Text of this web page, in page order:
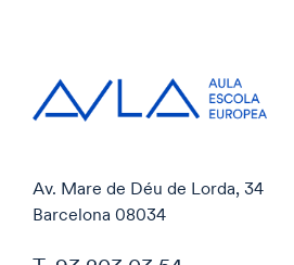
Av. Mare de Déu de Lorda, 34
Barcelona 08034